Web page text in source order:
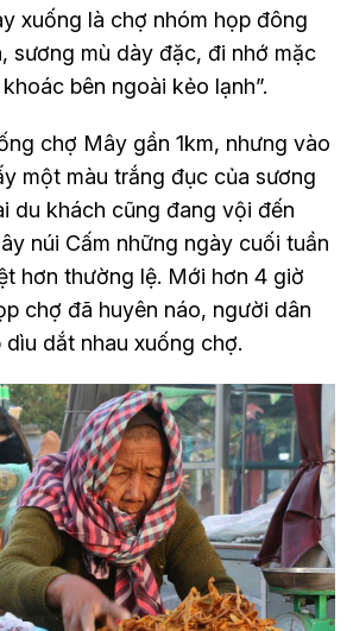
xuống là chợ nhóm họp đông
sương mù dày đặc, đi nhớ mặc
bên ngoài kẻo lạnh”.
chợ Mây gần 1km, nhưng vào
một màu trắng đục của sương
du khách cũng đang vội đến
núi Cấm những ngày cuối tuần
hơn thường lệ. Mới hơn 4 giờ
chợ đã huyên náo, người dân
dắt nhau xuống chợ.